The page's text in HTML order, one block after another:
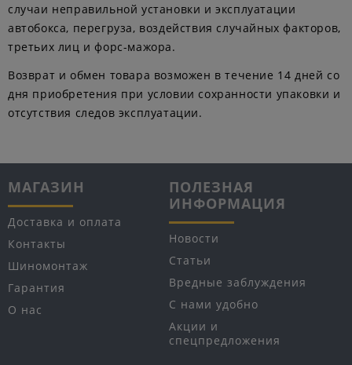
случаи неправильной установки и эксплуатации
автобокса, перегруза, воздействия случайных факторов,
третьих лиц и форс-мажора.
Возврат и обмен товара возможен в течение 14 дней со
дня приобретения при условии сохранности упаковки и
отсутствия следов эксплуатации.
МАГАЗИН
Доставка и оплата
Контакты
Шиномонтаж
Гарантия
О нас
ПОЛЕЗНАЯ
ИНФОРМАЦИЯ
Новости
Статьи
Вредные заблуждения
С нами удобно
Акции и
спецпредложения